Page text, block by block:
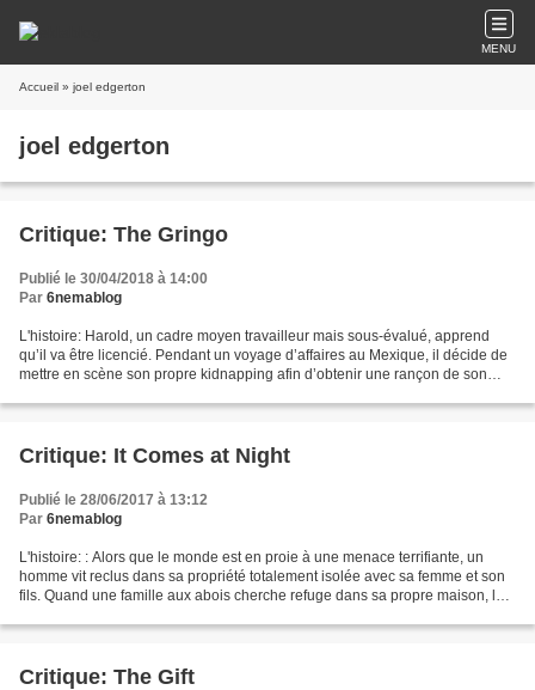
MENU
Accueil » joel edgerton
joel edgerton
Critique: The Gringo
Publié le 30/04/2018 à 14:00
Par 6nemablog
L'histoire: Harold, un cadre moyen travailleur mais sous-évalué, apprend
qu’il va être licencié. Pendant un voyage d’affaires au Mexique, il décide de
mettre en scène son propre kidnapping afin d’obtenir une rançon de son
Critique: It Comes at Night
Publié le 28/06/2017 à 13:12
Par 6nemablog
L'histoire: : Alors que le monde est en proie à une menace terrifiante, un
homme vit reclus dans sa propriété totalement isolée avec sa femme et son
fils. Quand une famille aux abois cherche refuge dans sa propre maison, le
Critique: The Gift